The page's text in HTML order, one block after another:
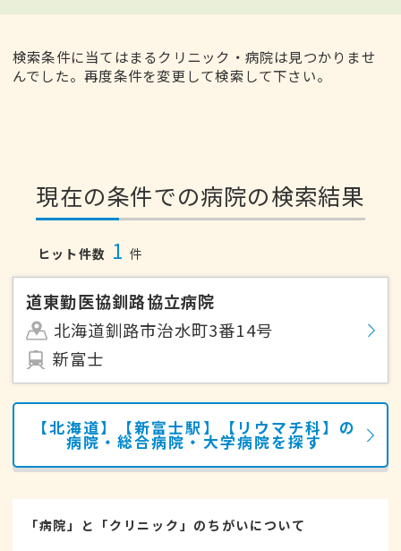
検索条件に当てはまるクリニック・病院は見つかりませ
んでした。再度条件を変更して検索して下さい。
現在の条件での病院の検索結果
ヒット件数 1 件
道東勤医協釧路協立病院
北海道釧路市治水町3番14号
新富士
【北海道】【新富士駅】【リウマチ科】の
病院・総合病院・大学病院を探す
「病院」と「クリニック」のちがいについて